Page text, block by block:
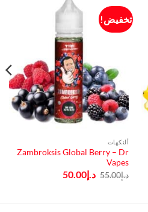
تخفيض!
ألنكهات
Zambroksis Global Berry – Dr
Vapes
د.إ55.00 السعر
الأصلي
د.إ50.00السعر
الحالي